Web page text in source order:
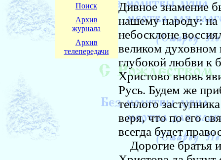
Поиск
Архив
журнала
Архив
телепередачи
Дивное знамение
нашему народу: на
небосклоне
великом духовном
глубокой любви к
Христово вновь
Русь. Будем же
теплого
веря, что по его
всегда будет
Дорогие братья